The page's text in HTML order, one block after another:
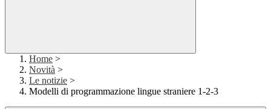
Home >
Novità >
Le notizie >
Modelli di programmazione lingue straniere 1-2-3